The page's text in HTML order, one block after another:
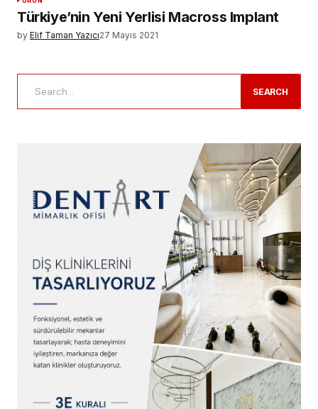
Türkiye’nin Yeni Yerlisi Macross Implant
by Elif Taman Yazıcı27 Mayıs 2021
SEARCH